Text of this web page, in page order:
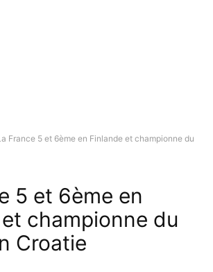
France 5 et 6ème en Finlande et championne du
5 et 6ème en
championne du
Croatie